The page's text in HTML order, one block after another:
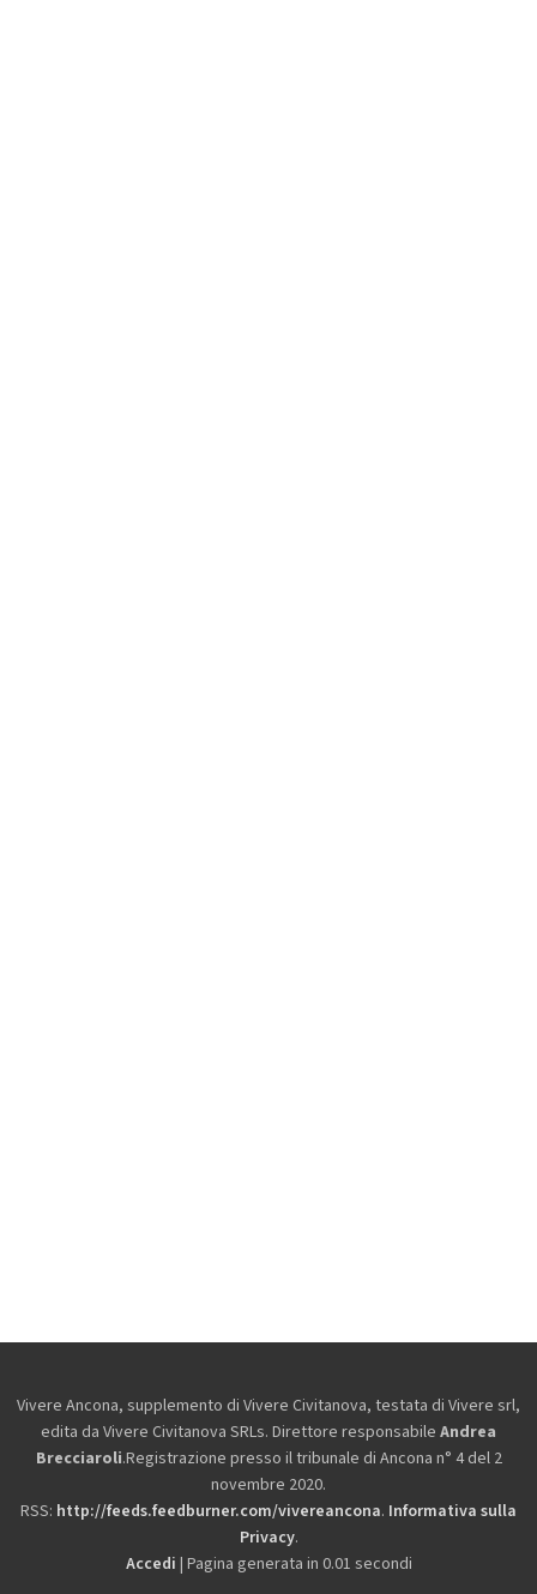
Vivere Ancona, supplemento di Vivere Civitanova, testata di Vivere srl,
edita da Vivere Civitanova SRLs. Direttore responsabile Andrea
Brecciaroli.Registrazione presso il tribunale di Ancona n° 4 del 2
novembre 2020.
RSS: http://feeds.feedburner.com/vivereancona. Informativa sulla
Privacy.
Accedi | Pagina generata in 0.01 secondi